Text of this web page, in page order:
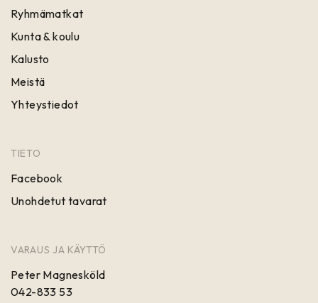
Ryhmämatkat
Kunta & koulu
Kalusto
Meistä
Yhteystiedot
TIETO
Facebook
Unohdetut tavarat
VARAUS JA KÄYTTÖ
Peter Magnesköld
042-833 53